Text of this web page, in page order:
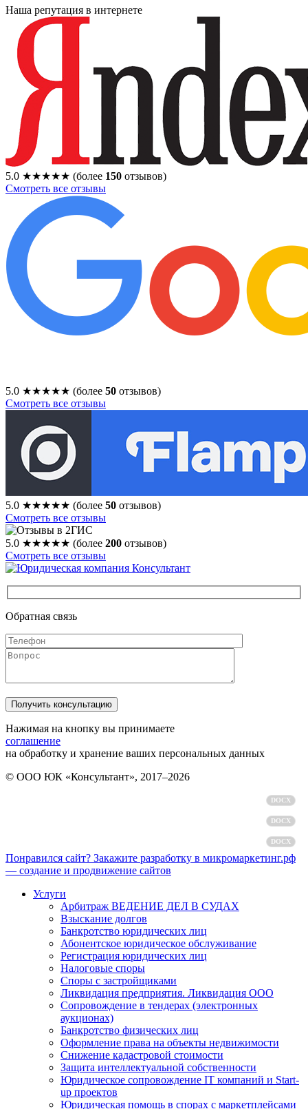
Наша репутация в интернете
5.0 ★★★★★ (более 150 отзывов)
Смотреть все отзывы
5.0 ★★★★★ (более 50 отзывов)
Смотреть все отзывы
5.0 ★★★★★ (более 50 отзывов)
Смотреть все отзывы
5.0 ★★★★★ (более 200 отзывов)
Смотреть все отзывы
Обратная связь
Нажимая на кнопку вы принимаете
соглашение
на обработку и хранение ваших персональных данных
© ООО ЮК «Консультант», 2017–2026
DOCX
DOCX
DOCX
Понравился сайт? Закажите разработку в микромаркетинг.рф
— создание и продвижение сайтов
Услуги
Арбитраж ВЕДЕНИЕ ДЕЛ В СУДАХ
Взыскание долгов
Банкротство юридических лиц
Абонентское юридическое обслуживание
Регистрация юридических лиц
Налоговые споры
Споры с застройщиками
Ликвидация предприятия. Ликвидация ООО
Сопровождение в тендерах (электронных
аукционах)
Банкротство физических лиц
Оформление права на объекты недвижимости
Снижение кадастровой стоимости
Защита интеллектуальной собственности
Юридическое сопровождение IT компаний и Start-
up проектов
Юридическая помощь в спорах с маркетплейсами